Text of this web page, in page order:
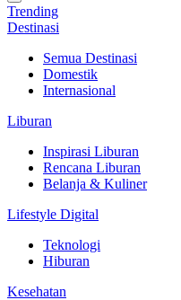
Trending
Destinasi
Semua Destinasi
Domestik
Internasional
Liburan
Inspirasi Liburan
Rencana Liburan
Belanja & Kuliner
Lifestyle Digital
Teknologi
Hiburan
Kesehatan